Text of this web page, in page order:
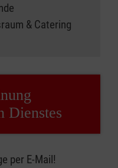
& Catering
Dienstes
per E-Mail!